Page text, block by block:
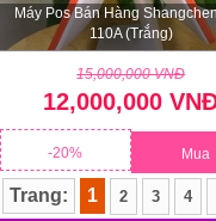
Máy Pos Bán Hàng
110A (trắng)
15,000,000 VNĐ
12,000,000
-20% Mua
Trang: 1 2 3 4